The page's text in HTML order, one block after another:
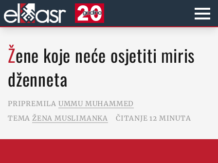
Žene koje neće osjetiti miris
dženneta
PRIPREMILA UMMU MUHAMMED
TEMA ŽENA MUSLIMANKA ČITANJE 12 MINUTA